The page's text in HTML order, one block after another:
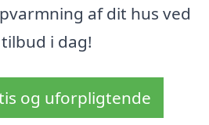
af dit hus ved
i dag!
og uforpligtende